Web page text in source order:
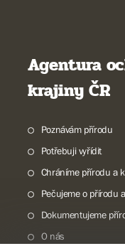
Agentura
krajiny ČR
Poznávám přírodu
Potřebuji vyřídit
Chráníme přírodu a
Pečujeme o přírodu
Dokumentujeme
O nás